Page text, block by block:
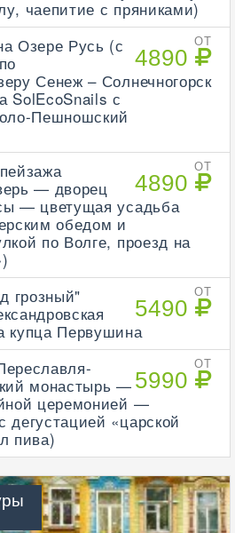
чаепитие с пряниками)
ОТ
4890
Озере Русь (с
Сенеж – Солнечногорск
SolEcoSnails с
Пешношский
ОТ
4890
— дворец
— цветущая усадьба
обедом и
по Волге, проезд на
ОТ
5490
грозный"
купца Первушина
ОТ
5990
монастырь —
церемонией —
«царской
пива)